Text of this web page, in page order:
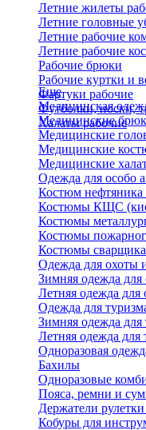
Летние жилеты
Летние головные
Летние рабочие
Летние рабочие
Рабочие брюки
Рабочие куртки и
Фартуки рабочие
Футболки, носки,
Халаты рабочие
Еще
Медицинская
Медицинские
Медицинские
Медицинские
Медицинские
Одежда для особо
Костюм нефтяника
Костюмы КЩС
Костюмы
Костюмы
Костюмы сварщика
Одежда для охоты
Зимняя одежда
Летняя одежда
Одежда для
Зимняя одежда для
Летняя одежда для
Одноразовая
Бахилы
Одноразовые
Пояса, ремни и
Держатели
Кобуры для